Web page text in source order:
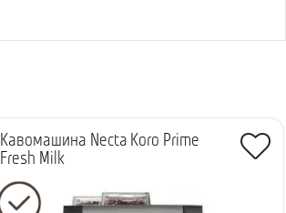
Кавомашина Necta Koro Prime
Fresh Milk